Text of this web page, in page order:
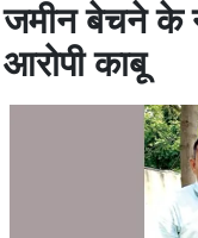
जमीन बेचने के
आरोपी काबू